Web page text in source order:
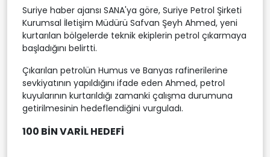
Suriye haber ajansı SANA'ya göre, Suriye Petrol Şirketi
Kurumsal İletişim Müdürü Safvan Şeyh Ahmed, yeni
kurtarılan bölgelerde teknik ekiplerin petrol çıkarmaya
başladığını belirtti.
Çıkarılan petrolün Humus ve Banyas rafinerilerine
sevkiyatının yapıldığını ifade eden Ahmed, petrol
kuyularının kurtarıldığı zamanki çalışma durumuna
getirilmesinin hedeflendiğini vurguladı.
100 BİN VARİL HEDEFİ